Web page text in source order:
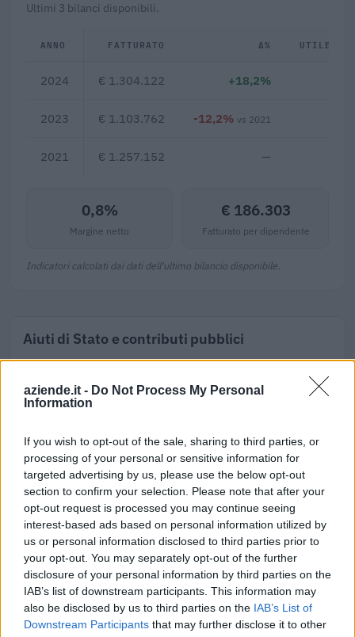
aziende.it - Do Not Process My Personal
Information
If you wish to opt-out of the sale, sharing to third parties, or
processing of your personal or sensitive information for
targeted advertising by us, please use the below opt-out
section to confirm your selection. Please note that after your
opt-out request is processed you may continue seeing
interest-based ads based on personal information utilized by
us or personal information disclosed to third parties prior to
your opt-out. You may separately opt-out of the further
disclosure of your personal information by third parties on the
IAB’s list of downstream participants. This information may
also be disclosed by us to third parties on the IAB’s List of
Downstream Participants that may further disclose it to other
Ultimi 3 bilanci disponibili.
ANNO FATTURATO Δ% UTILE/
2024 € 1.304.122 +18,2%
2023 € 1.103.762 -12,2% vs 2021
2021 € 1.257.152 —
0,8%
Margine netto
€ 186.303
Fatturato per dipendente
Indicatori calcolati dai dati dell'ultimo bilancio disponibile.
Aiuti di Stato e contributi pubblici
contributi pubblici per un totale di 376.339 euro (2021–
2023-03-28
esenzioni fiscali e crediti d'imposta adottati a
seguito della crisi economica causata dall'epidemia di
COVID-19 [con mo
agenzia delle entrate
6.196 euro
2023-03-07
Regolamento per i fondi interprofessionali per la
formazione continua per la concessioni di aiuti di stato
esentati ai s
Fapi - Fondo Formazione PMI